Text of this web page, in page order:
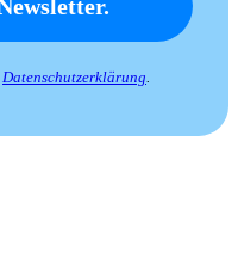
Datenschutzerklärung.